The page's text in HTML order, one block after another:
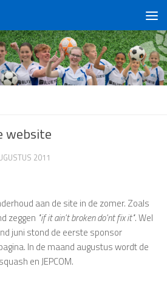
website
2011
aan de site in de zomer. Zoals
zeggen "if it ain't broken do'nt fix it". Wel
juni stond de eerste sponsor
In de maand augustus wordt de
en JEPCOM.